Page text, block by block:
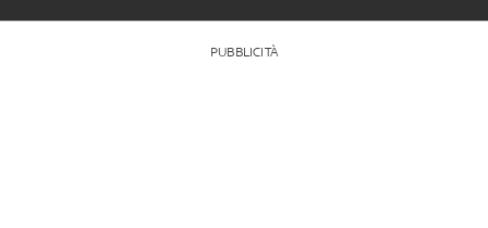
PUBBLICITÀ